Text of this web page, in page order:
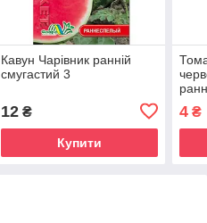
Кавун Чарівник ранній
смугастий 3
12₴
Купити
4 ₴